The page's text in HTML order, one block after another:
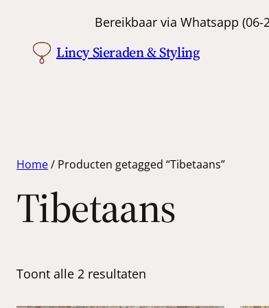
Bereikbaar via
Lincy Sieraden & Styling
Home/ Producten getagged “Tibetaans”
Tibetaans
Toont alle 2 resultaten